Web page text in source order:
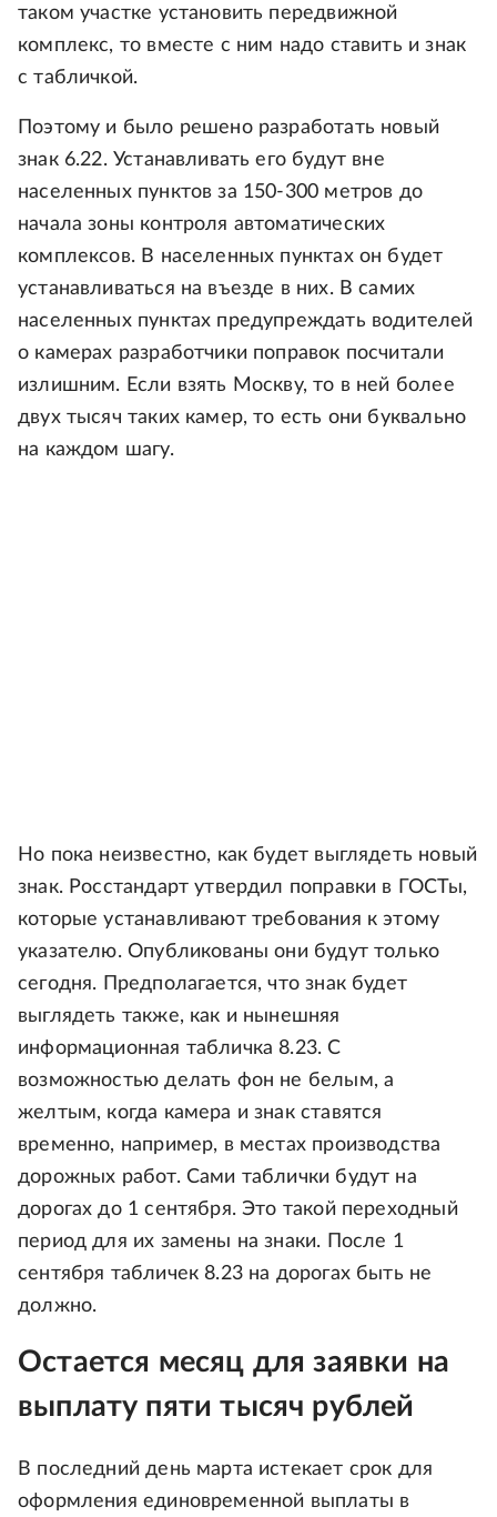
таком участке установить передвижной
комплекс, то вместе с ним надо ставить и знак
с табличкой.
Поэтому и было решено разработать новый
знак 6.22. Устанавливать его будут вне
населенных пунктов за 150-300 метров до
начала зоны контроля автоматических
комплексов. В населенных пунктах он будет
устанавливаться на въезде в них. В самих
населенных пунктах предупреждать водителей
о камерах разработчики поправок посчитали
излишним. Если взять Москву, то в ней более
двух тысяч таких камер, то есть они буквально
на каждом шагу.
Но пока неизвестно, как будет выглядеть новый
знак. Росстандарт утвердил поправки в ГОСТы,
которые устанавливают требования к этому
указателю. Опубликованы они будут только
сегодня. Предполагается, что знак будет
выглядеть также, как и нынешняя
информационная табличка 8.23. С
возможностью делать фон не белым, а
желтым, когда камера и знак ставятся
временно, например, в местах производства
дорожных работ. Сами таблички будут на
дорогах до 1 сентября. Это такой переходный
период для их замены на знаки. После 1
сентября табличек 8.23 на дорогах быть не
должно.
Остается месяц для заявки на
выплату пяти тысяч рублей
В последний день марта истекает срок для
оформления единовременной выплаты в